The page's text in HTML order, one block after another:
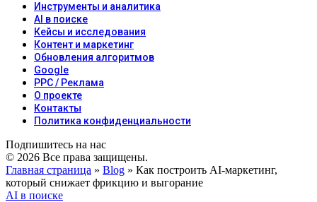
Инструменты и аналитика
AI в поиске
Кейсы и исследования
Контент и маркетинг
Обновления алгоритмов
Google
PPC / Реклама
О проекте
Контакты
Политика конфиденциальности
Подпишитесь на нас
© 2026 Все права защищены.
Главная страница » Blog » Как построить AI‑маркетинг,
который снижает фрикцию и выгорание
AI в поиске